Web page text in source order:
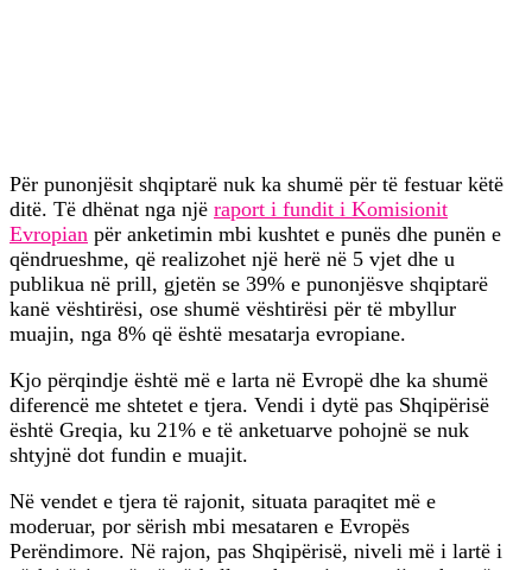
Për punonjësit shqiptarë nuk ka shumë për të festuar këtë
ditë. Të dhënat nga një raport i fundit i Komisionit
Evropian për anketimin mbi kushtet e punës dhe punën e
qëndrueshme, që realizohet një herë në 5 vjet dhe u
publikua në prill, gjetën se 39% e punonjësve shqiptarë
kanë vështirësi, ose shumë vështirësi për të mbyllur
muajin, nga 8% që është mesatarja evropiane.
Kjo përqindje është më e larta në Evropë dhe ka shumë
diferencë me shtetet e tjera. Vendi i dytë pas Shqipërisë
është Greqia, ku 21% e të anketuarve pohojnë se nuk
shtyjnë dot fundin e muajit.
Në vendet e tjera të rajonit, situata paraqitet më e
moderuar, por sërish mbi mesataren e Evropës
Perëndimore. Në rajon, pas Shqipërisë, niveli më i lartë i